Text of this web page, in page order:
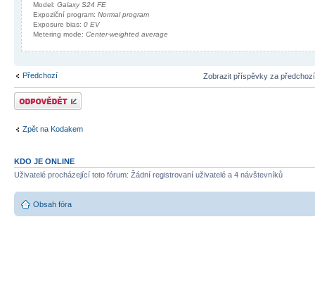
Model: Galaxy S24 FE
Expoziční program: Normal program
Exposure bias: 0 EV
Metering mode: Center-weighted average
Předchozí Zobrazit příspěvky za
Odeslat odpověď
Zpět na Kodakem
KDO JE ONLINE
Uživatelé procházející toto fórum: Žádní registrovaní uživatelé a 4 návštevníků
Obsah fóra